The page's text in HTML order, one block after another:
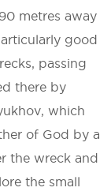
metres away
good
passing
there by
which
of God by a
the wreck and
the small